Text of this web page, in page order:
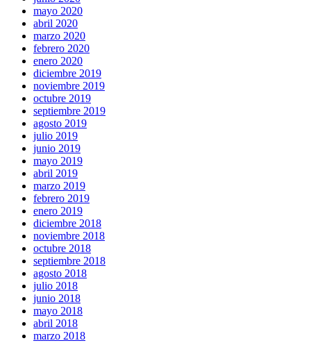
mayo 2020
abril 2020
marzo 2020
febrero 2020
enero 2020
diciembre 2019
noviembre 2019
octubre 2019
septiembre 2019
agosto 2019
julio 2019
junio 2019
mayo 2019
abril 2019
marzo 2019
febrero 2019
enero 2019
diciembre 2018
noviembre 2018
octubre 2018
septiembre 2018
agosto 2018
julio 2018
junio 2018
mayo 2018
abril 2018
marzo 2018